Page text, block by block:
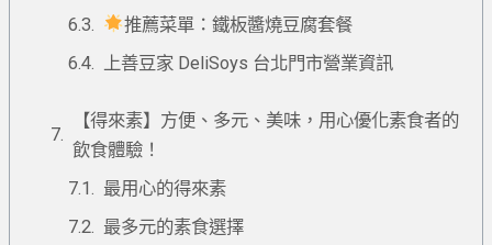
推薦菜單：鐵板醬燒豆腐套餐
上善豆家 DeliSoys 台北門市營業資訊
【得來素】方便、多元、美味，用心優化素食者的
飲食體驗！
最用心的得來素
最多元的素食選擇